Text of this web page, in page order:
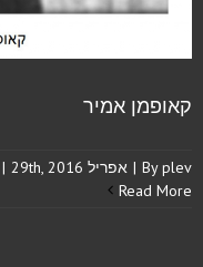
קאופמן אמיר
Byplev
| אפריל 29th, 2016 |
Read More